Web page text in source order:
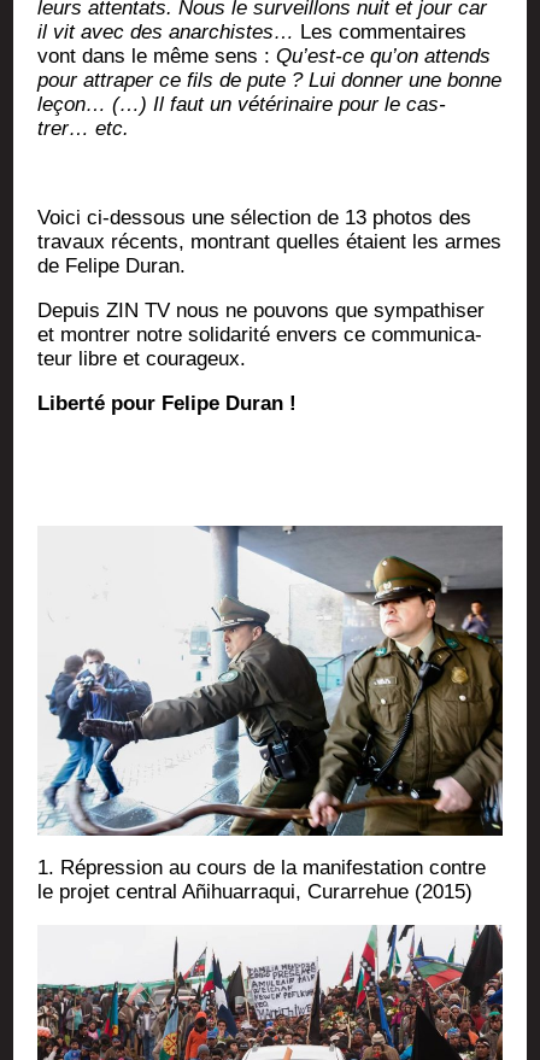
leurs atten­tats. Nous le sur­veillons nuit et jour car
il vit avec des anar­chistes… Les com­men­taires
vont dans le même sens :Qu’est-ce qu’on attends
pour attra­per ce fils de pute ? Lui don­ner une bonne
leçon… (…) Il faut un vété­ri­naire pour le cas­
trer… etc.
Voi­ci ci-des­sous une sélec­tion de 13 pho­tos des
tra­vaux récents, mon­trant quelles étaient les armes
de Felipe Duran.
Depuis ZIN TV nous ne pou­vons que sym­pa­thi­ser
et mon­trer notre soli­da­ri­té envers ce com­mu­ni­ca­
teur libre et courageux.
Liber­té pour Felipe Duran !
1. Répres­sion au cours de la mani­fes­ta­tion contre
le pro­jet cen­tral Añi­huar­ra­qui, Curar­re­hue (2015)